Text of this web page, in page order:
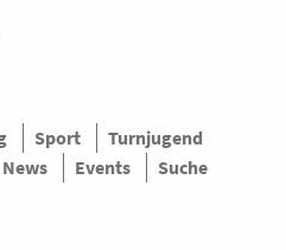
Sport
Turnjugend
News Events Suche